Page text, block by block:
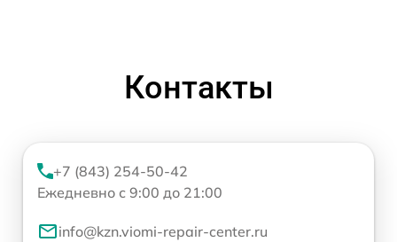
Контакты
+7 (843) 254-50-42
Ежедневно с 9:00 до 21:00
info@kzn.viomi-repair-center.ru